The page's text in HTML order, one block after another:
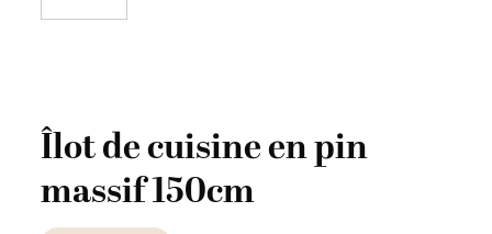
Îlot de cuisine en pin
massif 150cm